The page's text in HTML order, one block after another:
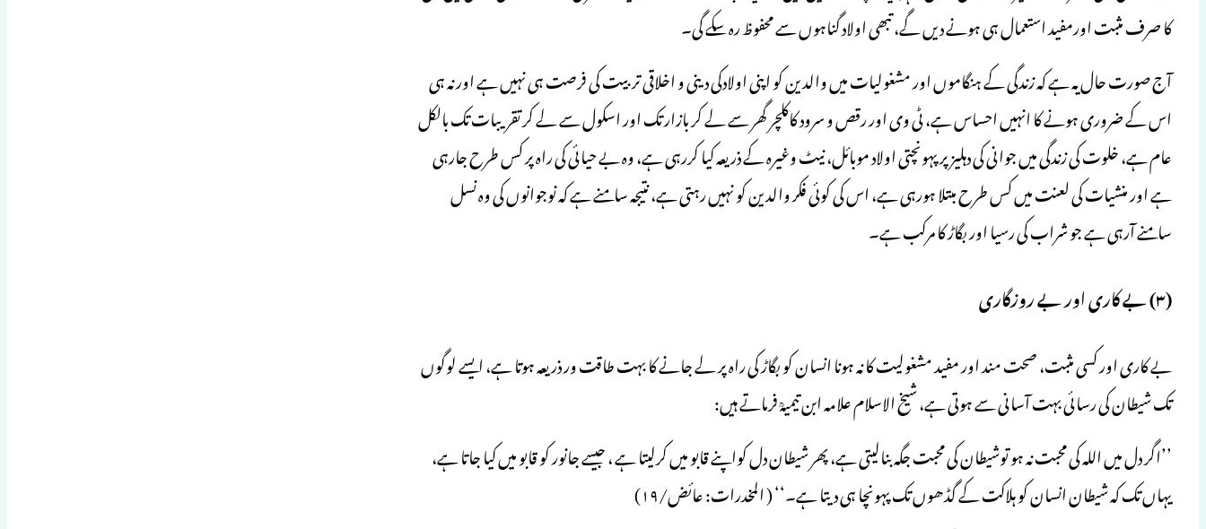
کا صرف مثبت اورمفید استعمال ہی ہونے دیں گے، تبھی اولاد گناہوں سے محفوظ رہ سکے گی۔
آج صورت حال یہ ہے کہ زندگی کے ہنگاموں اور مشغولیات میں والدین کو اپنی اولادکی دینی و اخلاقی تربیت کی فرصت ہی نہیں ہے اور نہ ہی
اس کے ضروری ہونے کا انہیں احساس ہے، ٹی وی اور رقص و سرود کاکلچر گھر سے لے کر بازار تک اور اسکول سے لے کر تقریبات تک بالکل
عام ہے، خلوت کی زندگی میں جوانی کی دہلیز پر پہونچتی اولاد موبائل، نیٹ وغیرہ کے ذریعہ کیا کررہی ہے، وہ بے حیائی کی راہ پر کس طرح جارہی
ہے اور منشیات کی لعنت میں کس طرح مبتلا ہورہی ہے، اس کی کوئی فکر والدین کو نہیں رہتی ہے، نتیجہ سامنے ہے کہ نوجوانوں کی وہ نسل
سامنے آرہی ہے جو شراب کی رسیا اور بگاڑ کا مرکب ہے۔
(۳) بے کاری اور بے روزگاری
بے کاری اور کسی مثبت، صحت مند اور مفید مشغولیت کا نہ ہونا انسان کو بگاڑ کی راہ پر لے جانے کا بہت طاقت ور ذریعہ ہوتا ہے، ایسے لوگوں
تک شیطان کی رسائی بہت آسانی سے ہوتی ہے، شیخ الاسلام علامہ ابن تیمیہؒ فرماتے ہیں:
’’اگر دل میں اللہ کی محبت نہ ہو توشیطان کی محبت جگہ بنالیتی ہے، پھر شیطان دل کواپنے قابو میں کرلیتا ہے ، جیسے جانور کو قابو میں کیا جاتا ہے،
یہاں تک کہ شیطان انسان کو ہلاکت کے گڈھوں تک پہونچا ہی دیتا ہے۔‘‘ ( المخدرات: عائض/۱۹)